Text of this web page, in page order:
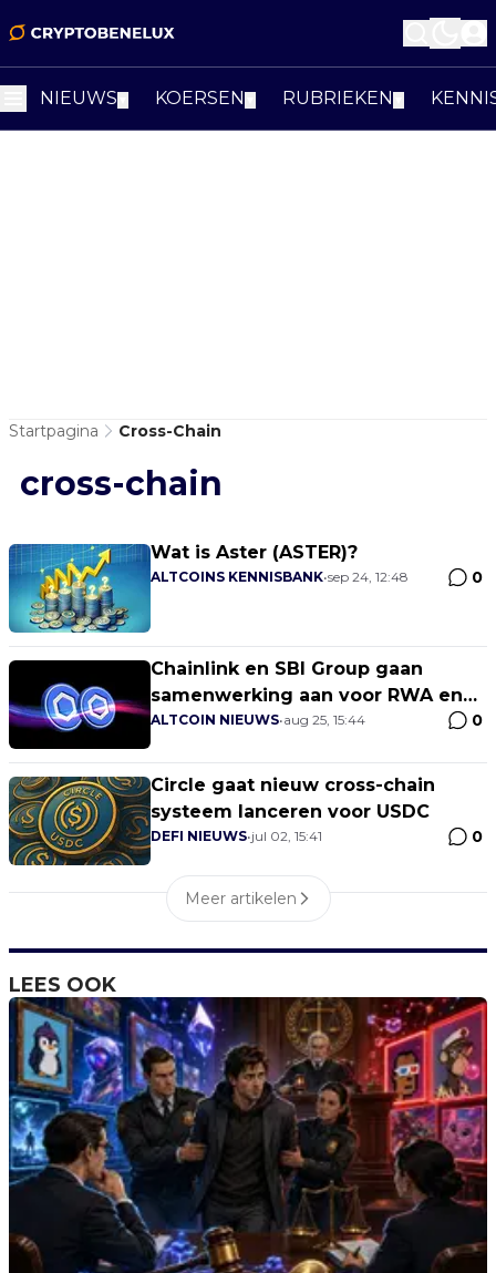
NIEUWS KOERSEN RUBRIEKEN
Startpagina Cross-Chain
cross-chain
Wat is Aster (ASTER)?
ALTCOINS KENNISBANK•sep 24, 12:48 0
Chainlink en SBI Group gaan
samenwerking aan voor RWA en
stablecoin-adoptie
ALTCOIN NIEUWS•aug 25, 15:44 0
Circle gaat nieuw cross-chain
systeem lanceren voor USDC
DEFI NIEUWS•jul 02, 15:41 0
Meer artikelen
LEES OOK